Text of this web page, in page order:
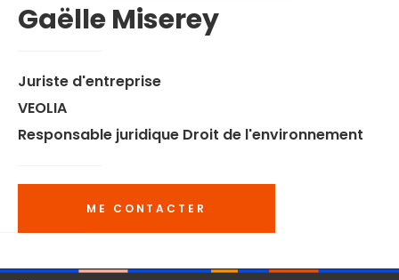
GaëlleMiserey
Juriste d'entreprise
VEOLIA
Responsable juridique Droit de l'environnement
ME CONTACTER